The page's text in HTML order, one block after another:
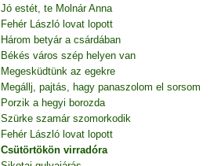
Jó estét, te Molnár Anna
Fehér László lovat lopott
Három betyár a csárdában
Békés város szép helyen van
Megesküdtünk az egekre
Megállj, pajtás, hagy panaszolom el sorsom
Porzik a hegyi borozda
Szürke szamár szomorkodik
Fehér László lovat lopott
Csütörtökön virradóra